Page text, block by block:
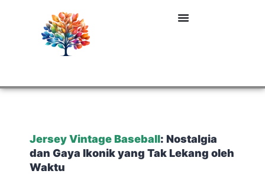
Jersey Vintage Baseball: Nostalgia
dan Gaya Ikonik yang Tak Lekang oleh
Waktu